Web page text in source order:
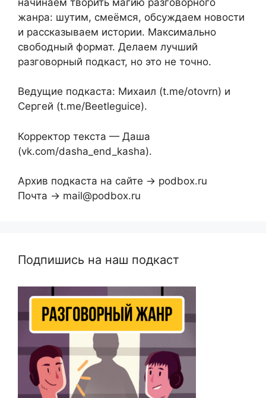
жанра: шутим, смеёмся, обсуждаем новости
и рассказываем истории. Максимально
свободный формат. Делаем лучший
разговорный подкаст, но это не точно.
Ведущие подкаста: Михаил (t.me/otovrn) и
Сергей (t.me/Beetleguice).
Корректор текста — Даша
(vk.com/dasha_end_kasha).
Архив подкаста на сайте → podbox.ru
Почта → mail@podbox.ru
Подпишись на наш подкаст